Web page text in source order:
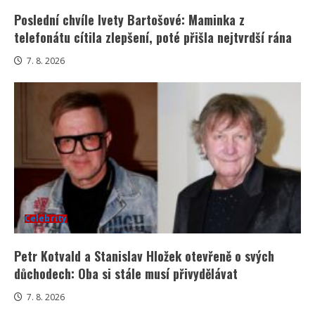
Poslední chvíle Ivety Bartošové: Maminka z
telefonátu cítila zlepšení, poté přišla nejtvrdší rána
7. 8. 2026
Celebrity
Petr Kotvald a Stanislav Hložek otevřeně o svých
důchodech: Oba si stále musí přivydělávat
7. 8. 2026